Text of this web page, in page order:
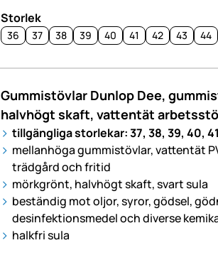
Storlek
36 37 38 39 40 41 42 43 44
Gummistövlar Dunlop Dee,
halvhögt skaft, vattentät
tillgängliga storlekar: 37, 38, 39, 40,
mellanhöga gummistövlar, vattentät
trädgård och fritid
mörkgrönt, halvhögt skaft, svart sula
beständig mot oljor, syror, gödsel,
desinfektionsmedel och diverse
halkfri sula